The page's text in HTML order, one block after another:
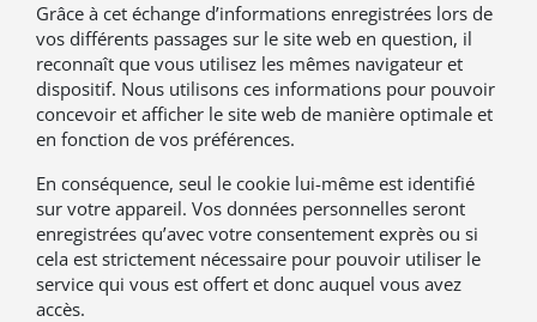
Grâce à cet échange d’informations enregistrées lors de
vos différents passages sur le site web en question, il
reconnaît que vous utilisez les mêmes navigateur et
dispositif. Nous utilisons ces informations pour pouvoir
concevoir et afficher le site web de manière optimale et
en fonction de vos préférences.
En conséquence, seul le cookie lui-même est identifié
sur votre appareil. Vos données personnelles seront
enregistrées qu’avec votre consentement exprès ou si
cela est strictement nécessaire pour pouvoir utiliser le
service qui vous est offert et donc auquel vous avez
accès.